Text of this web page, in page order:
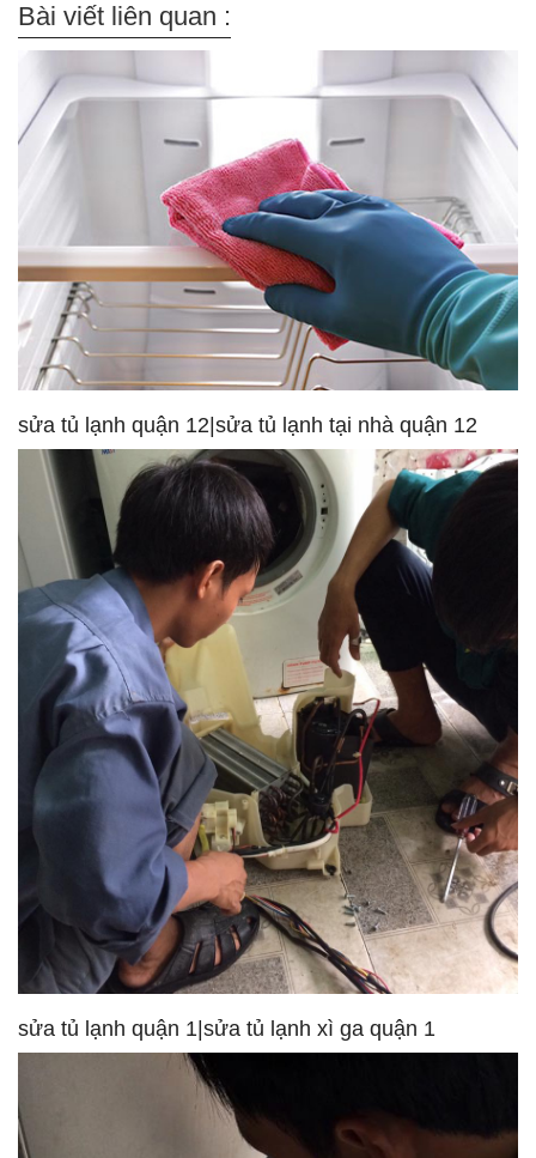
Bài viết liên quan :
sửa tủ lạnh quận 12|sửa tủ lạnh tại nhà quận 12
sửa tủ lạnh quận 1|sửa tủ lạnh xì ga quận 1